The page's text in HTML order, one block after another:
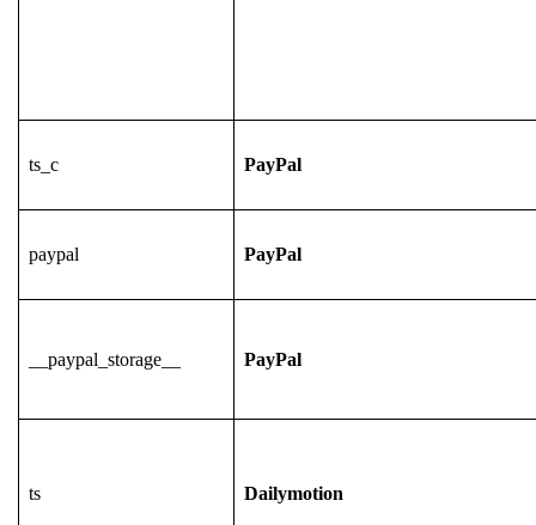
ts_c PayPal
paypal PayPal
__paypal_storage__ PayPal
ts Dailymotion